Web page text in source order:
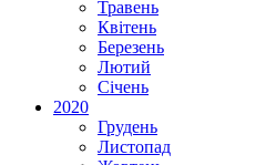
Травень
Квітень
Березень
Лютий
Січень
2020
Грудень
Листопад